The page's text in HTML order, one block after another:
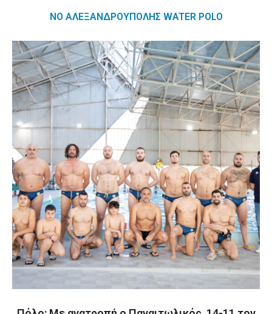
ΝΟ ΑΛΕΞΑΝΔΡΟΎΠΟΛΗΣ WATER POLO